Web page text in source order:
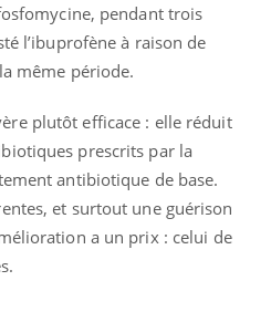
pendant trois
l’ibuprofène à raison de
même période.
plutôt efficace : elle réduit
prescrits par la
antibiotique de base.
et surtout une guérison
a un prix : celui de